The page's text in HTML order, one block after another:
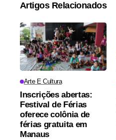
Artigos Relacionados
Arte E Cultura
Inscrições abertas:
Festival de Férias
oferece colônia de
férias gratuita em
Manaus